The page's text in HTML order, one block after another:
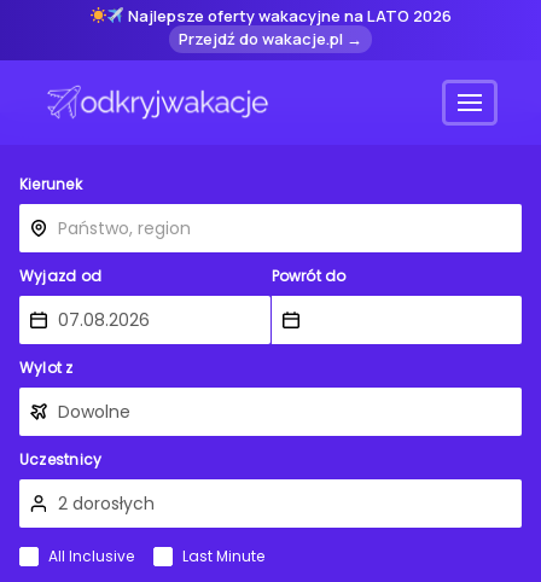
Najlepsze oferty wakacyjne na LATO 2026
Przejdź do wakacje.pl →
Menu
Kierunek
Wyjazd od Powrót do
Wylot z
Uczestnicy
All Inclusive Last Minute